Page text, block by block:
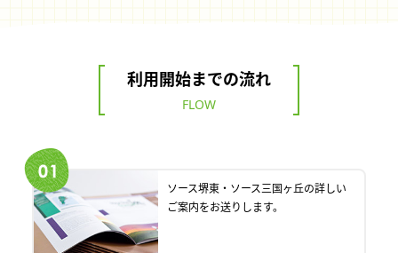
利用開始までの流れ
FLOW
ソース堺東・ソース三国ヶ丘の詳しい
ご案内をお送りします。